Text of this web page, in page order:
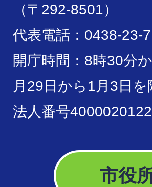
（〒292-8501）
代表電話：0438-23-
開庁時間：8時30分
月29日から1月3日を
法人番号
市役